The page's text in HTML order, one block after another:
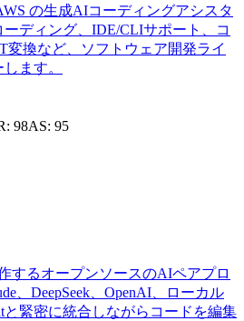
の生成AIコーディングアシスタ
ディング、IDE/CLIサポート、コ
変換など、ソフトウェア開発ライ
ます。
98AS: 95
するオープンソースのAIペアプロ
、DeepSeek、OpenAI、ローカル
緊密に統合しながらコードを編集